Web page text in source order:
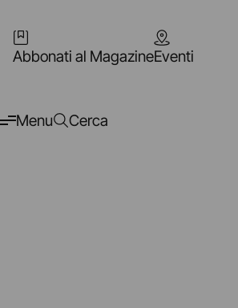
Abbonati al MagazineEventi
Menu Cerca